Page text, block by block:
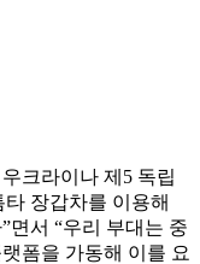
크라이나 제5 독립
장갑차를 이용해
면서 “우리 부대는 중
폼을 가동해 이를 요